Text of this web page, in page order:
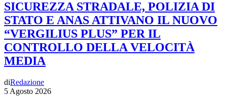
SICUREZZA STRADALE, POLIZIA DI
STATO E ANAS ATTIVANO IL NUOVO
“VERGILIUS PLUS” PER IL
CONTROLLO DELLA VELOCITÀ
MEDIA
diRedazione
5 Agosto 2026